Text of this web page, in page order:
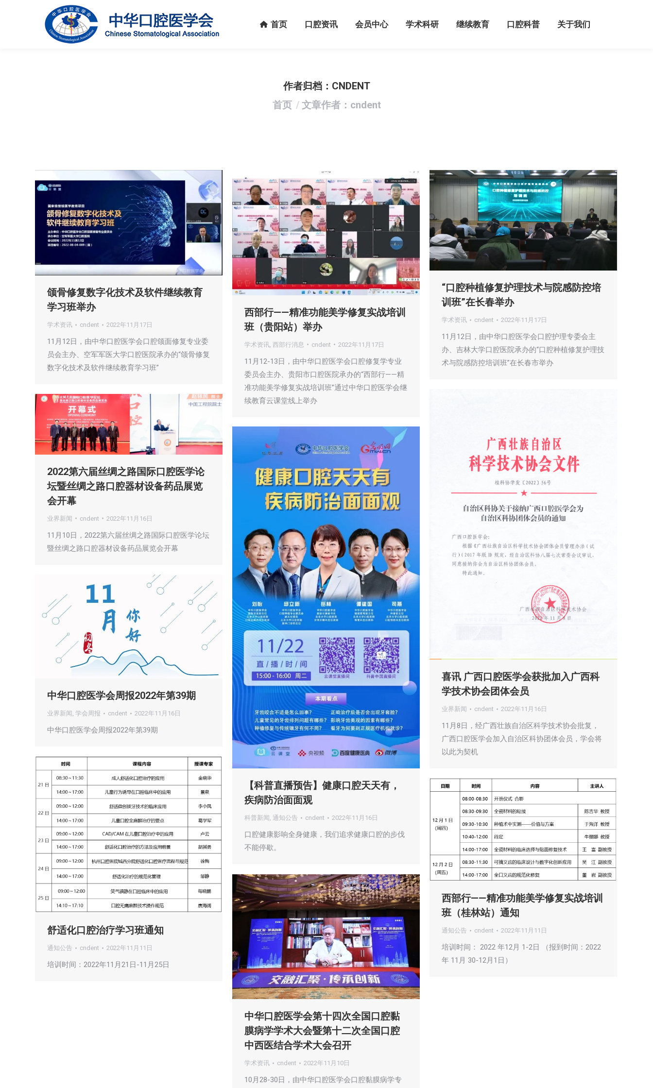
首页 口腔资讯 会员中心 学术科研 继续教育 口腔科普 关于我们
作者归档： CNDENT
您在这里：
首页 文章作者：cndent
颌骨修复数字化技术及软件继续教育
学习班举办
学术资讯 cndent 2022年11月17日
11月12日，由中华口腔医学会口腔颌面修复专业委
员会主办、空军军医大学口腔医院承办的“颌骨修复
数字化技术及软件继续教育学习班”
西部行——精准功能美学修复实战培训
班（贵阳站）举办
学术资讯 西部行消息 cndent 2022年11月17日
11月12-13日，由中华口腔医学会口腔修复学专业
委员会主办、贵阳市口腔医院承办的“西部行——精
准功能美学修复实战培训班”通过中华口腔医学会继
续教育云课堂线上举办
“口腔种植修复护理技术与院感防控培
训班”在长春举办
学术资讯 cndent 2022年11月17日
11月12日，由中华口腔医学会口腔护理专委会主
办、吉林大学口腔医院承办的“口腔种植修复护理技
术与院感防控培训班”在长春市举办
喜讯 广西口腔医学会获批加入广西科
学技术协会团体会员
业界新闻 cndent 2022年11月16日
11月8日，经广西壮族自治区科学技术协会批复，
广西口腔医学会加入自治区科协团体会员，学会将
以此为契机
2022第六届丝绸之路国际口腔医学论
坛暨丝绸之路口腔器材设备药品展览
会开幕
业界新闻 cndent 2022年11月16日
11月10日，2022第六届丝绸之路国际口腔医学论坛
暨丝绸之路口腔器材设备药品展览会开幕
【科普直播预告】健康口腔天天有，
疾病防治面面观
科普新闻 , 通知公告 cndent 2022年11月16日
口腔健康影响全身健康，我们追求健康口腔的步伐
不能停歇。
中华口腔医学会周报2022年第39期
业界新闻 , 学会周报 cndent 2022年11月16日
中华口腔医学会周报2022年第39期
舒适化口腔治疗学习班通知
通知公告 cndent 2022年11月11日
培训时间：2022年11月21日-11月25日
西部行——精准功能美学修复实战培训
班（桂林站）通知
通知公告 cndent 2022年11月11日
培训时间： 2022 年12月 1-2日 （报到时间：2022
年 11月 30-12月1日）
中华口腔医学会第十四次全国口腔黏
膜病学学术大会暨第十二次全国口腔
中西医结合学术大会召开
学术资讯 cndent 2022年11月10日
10月28-30日，由中华口腔医学会口腔黏膜病学专